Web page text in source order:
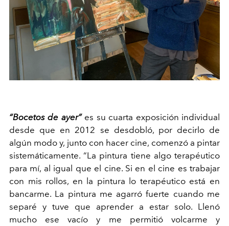
“Bocetos de ayer” es su cuarta exposición individual
desde que en 2012 se desdobló, por decirlo de
algún modo y, junto con hacer cine, comenzó a pintar
sistemáticamente. “La pintura tiene algo terapéutico
para mí, al igual que el cine. Si en el cine es trabajar
con mis rollos, en la pintura lo terapéutico está en
bancarme. La pintura me agarró fuerte cuando me
separé y tuve que aprender a estar solo. Llenó
mucho ese vacío y me permitió volcarme y